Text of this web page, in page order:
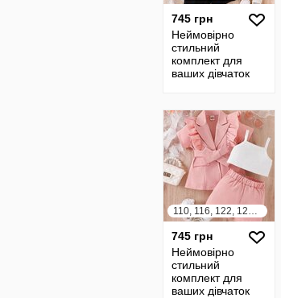
745 грн
Неймовірно
стильний
комплект для
ваших дівчаток
110, 116, 122, 128, 134, 140
745 грн
Неймовірно
стильний
комплект для
ваших дівчаток